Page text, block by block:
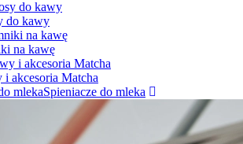
do kawy
na kawę
i akcesoria Matcha
Spieniacze do mleka